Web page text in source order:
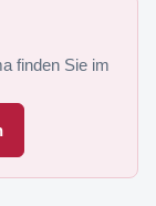
finden Sie im